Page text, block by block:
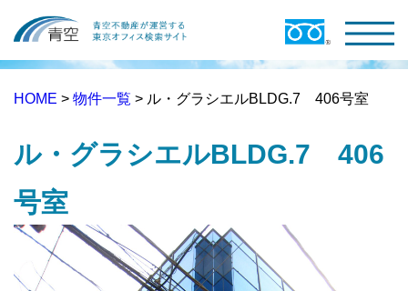
HOME > 物件一覧 > ル・グラシエルBLDG.7 406号室
ル・グラシエルBLDG.7 406
号室